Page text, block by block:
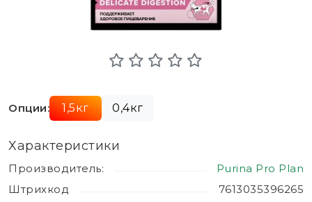
Опции: 1,5кг 0,4кг
Характеристики
Производитель:
Purina Pro Plan
Штрихкод
7613035396265